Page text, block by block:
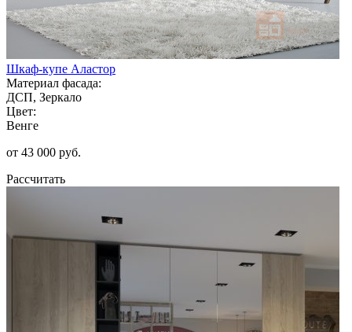
Шкаф-купе Аластор
Материал фасада:
ДСП, Зеркало
Цвет:
Венге
от 43 000 руб.
Рассчитать